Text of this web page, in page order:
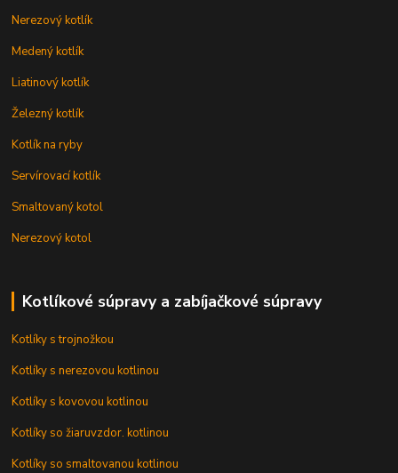
Nerezový kotlík
Medený kotlík
Liatinový kotlík
Železný kotlík
Kotlík na ryby
Servírovací kotlík
Smaltovaný kotol
Nerezový kotol
Kotlíkové súpravy a zabíjačkové súpravy
Kotlíky s trojnožkou
Kotlíky s nerezovou kotlinou
Kotlíky s kovovou kotlinou
Kotlíky so žiaruvzdor. kotlinou
Kotlíky so smaltovanou kotlinou